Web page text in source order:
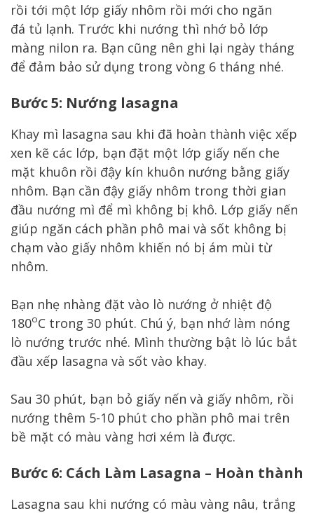
rồi tới một lớp giấy nhôm rồi mới cho ngăn
đá tủ lạnh. Trước khi nướng thì nhớ bỏ lớp
màng nilon ra. Bạn cũng nên ghi lại ngày tháng
để đảm bảo sử dụng trong vòng 6 tháng nhé.
Bước 5: Nướng lasagna
Khay mì lasagna sau khi đã hoàn thành việc xếp
xen kẽ các lớp, bạn đặt một lớp giấy nến che
mặt khuôn rồi đậy kín khuôn nướng bằng giấy
nhôm. Bạn cần đậy giấy nhôm trong thời gian
đầu nướng mì để mì không bị khô. Lớp giấy nến
giúp ngăn cách phần phô mai và sốt không bị
chạm vào giấy nhôm khiến nó bị ám mùi từ
nhôm.
Bạn nhẹ nhàng đặt vào lò nướng ở nhiệt độ
180oC trong 30 phút. Chú ý, bạn nhớ làm nóng
lò nướng trước nhé. Mình thường bật lò lúc bắt
đầu xếp lasagna và sốt vào khay.
Sau 30 phút, bạn bỏ giấy nến và giấy nhôm, rồi
nướng thêm 5-10 phút cho phần phô mai trên
bề mặt có màu vàng hơi xém là được.
Bước 6: Cách Làm Lasagna – Hoàn thành
Lasagna sau khi nướng có màu vàng nâu, trắng